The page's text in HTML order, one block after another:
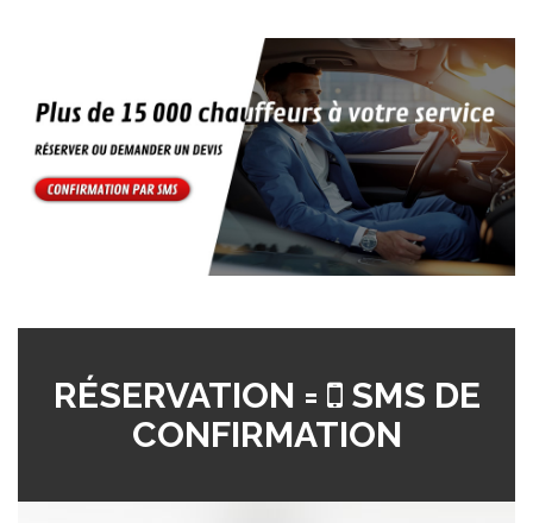
RÉSERVATION =
SMS DE
CONFIRMATION